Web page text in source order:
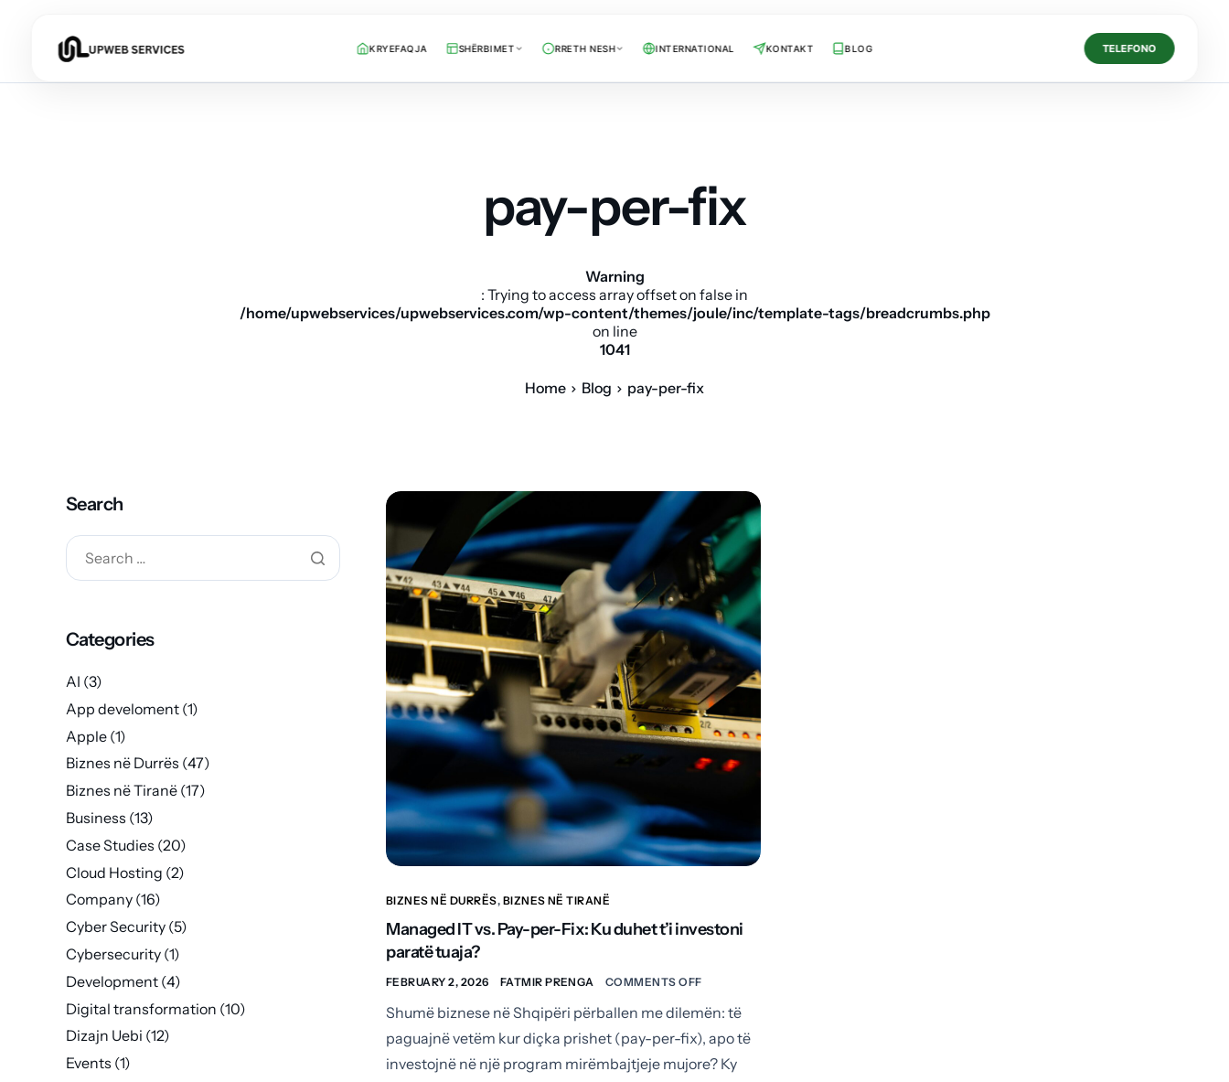
KRYEFAQJA SHËRBIMET RRETH NESH INTERNATIONAL KONTAKT BLOG TELEFONO
pay-per-fix
Warning
: Trying to access array offset on false in
/home/upwebservices/upwebservices.com/wp-content/themes/joule/inc/template-tags/breadcrumbs.php
on line
1041
Home Blog pay-per-fix
BIZNES NË DURRËS, BIZNES NË TIRANË
Managed IT vs. Pay-per-Fix: Ku duhet t’i investoni
paratë tuaja?
FEBRUARY 2, 2026 FATMIR PRENGA COMMENTS OFF
Shumë biznese në Shqipëri përballen me dilemën: të
paguajnë vetëm kur diçka prishet (pay-per-fix), apo të
investojnë në një program mirëmbajtjeje mujore? Ky
Search
Categories
AI (3)
App develoment (1)
Apple (1)
Biznes në Durrës (47)
Biznes në Tiranë (17)
Business (13)
Case Studies (20)
Cloud Hosting (2)
Company (16)
Cyber Security (5)
Cybersecurity (1)
Development (4)
Digital transformation (10)
Dizajn Uebi (12)
Events (1)